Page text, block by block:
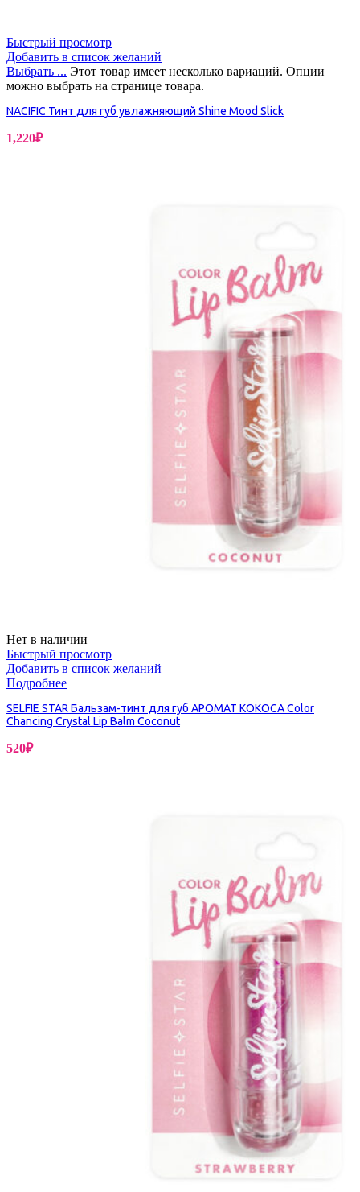
Быстрый просмотр
Добавить в список желаний
Выбрать ... Этот товар имеет несколько вариаций. Опции
можно выбрать на странице товара.
NACIFIC Тинт для губ увлажняющий Shine Mood Slick
1,220₽
Нет в наличии
Быстрый просмотр
Добавить в список желаний
Подробнее
SELFIE STAR Бальзам-тинт для губ АРОМАТ КОКОСА Color
Chancing Crystal Lip Balm Coconut
520₽